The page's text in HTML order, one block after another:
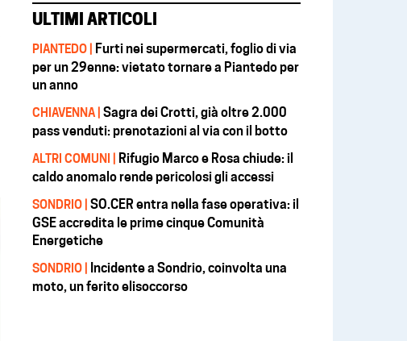
ULTIMI ARTICOLI
PIANTEDO | Furti nei supermercati, foglio di via
per un 29enne: vietato tornare a Piantedo per
un anno
CHIAVENNA | Sagra dei Crotti, già oltre 2.000
pass venduti: prenotazioni al via con il botto
ALTRI COMUNI | Rifugio Marco e Rosa chiude: il
caldo anomalo rende pericolosi gli accessi
SONDRIO | SO.CER entra nella fase operativa: il
GSE accredita le prime cinque Comunità
Energetiche
SONDRIO | Incidente a Sondrio, coinvolta una
moto, un ferito elisoccorso